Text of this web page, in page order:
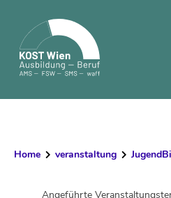
content
Home veranstaltung
Angeführte